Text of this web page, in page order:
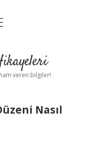
veren bilgiler!
Nasıl